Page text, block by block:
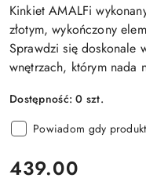
Kinkiet AMALFi
złotym, wykończony
Sprawdzi się doskonale
wnętrzach, którym nada
Dostępność:0 szt.
Powiadom gdy
cena:
439.00